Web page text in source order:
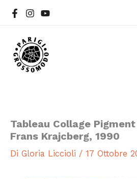
Tableau Collage
Frans Krajcberg, 1990
Di Gloria Liccioli / 17 Ottobre